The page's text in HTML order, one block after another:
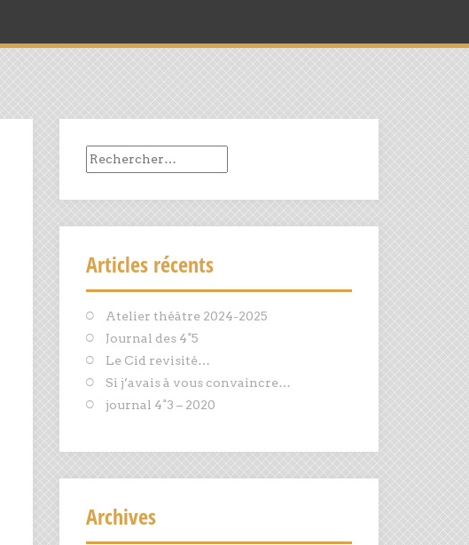
Rechercher :
Articles récents
Atelier théâtre 2024-2025
Journal des 4°5
Le Cid revisité…
Si j’avais à vous convaincre…
journal 4°3 – 2020
Archives